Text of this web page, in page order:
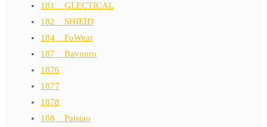
181__GLECTICAL
182__SHIEID
184__FoWear
187__Bavnnro
1876
1877
1878
188__Paistao